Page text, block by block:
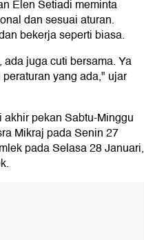
Elen Setiadi meminta
dan sesuai aturan.
bekerja seperti biasa.
juga cuti bersama. Ya
yang ada," ujar
pekan Sabtu-Minggu
Mikraj pada Senin 27
pada Selasa 28 Januari,